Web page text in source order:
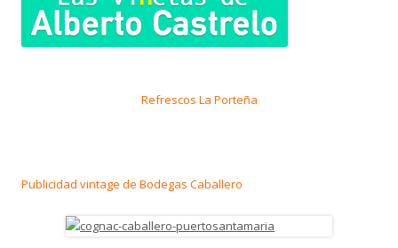
Refrescos La Porteña
Publicidad vintage de Bodegas Caballero